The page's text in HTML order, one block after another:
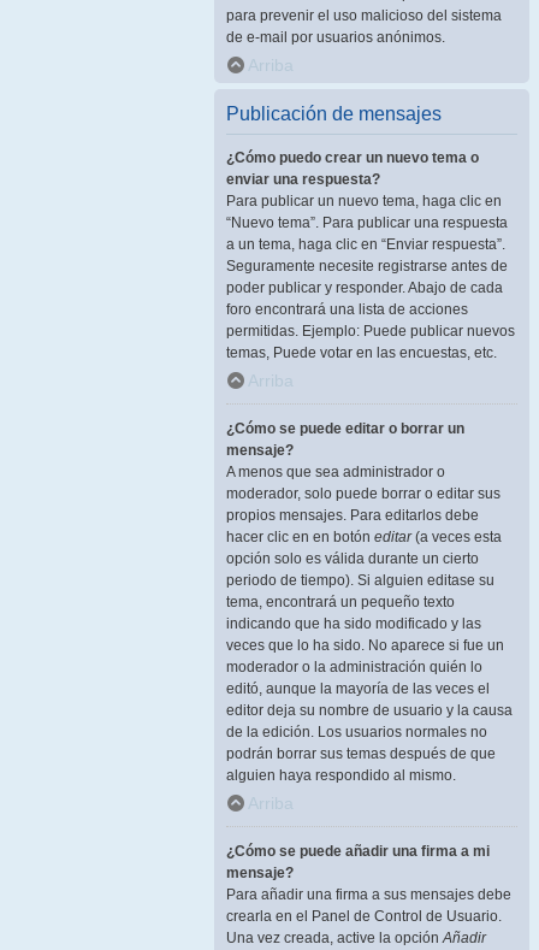
para prevenir el uso malicioso del sistema
de e-mail por usuarios anónimos.
Arriba
Publicación de mensajes
¿Cómo puedo crear un nuevo tema o
enviar una respuesta?
Para publicar un nuevo tema, haga clic en
“Nuevo tema”. Para publicar una respuesta
a un tema, haga clic en “Enviar respuesta”.
Seguramente necesite registrarse antes de
poder publicar y responder. Abajo de cada
foro encontrará una lista de acciones
permitidas. Ejemplo: Puede publicar nuevos
temas, Puede votar en las encuestas, etc.
Arriba
¿Cómo se puede editar o borrar un
mensaje?
A menos que sea administrador o
moderador, solo puede borrar o editar sus
propios mensajes. Para editarlos debe
hacer clic en en botón editar(a veces esta
opción solo es válida durante un cierto
periodo de tiempo). Si alguien editase su
tema, encontrará un pequeño texto
indicando que ha sido modificado y las
veces que lo ha sido. No aparece si fue un
moderador o la administración quién lo
editó, aunque la mayoría de las veces el
editor deja su nombre de usuario y la causa
de la edición. Los usuarios normales no
podrán borrar sus temas después de que
alguien haya respondido al mismo.
Arriba
¿Cómo se puede añadir una firma a mi
mensaje?
Para añadir una firma a sus mensajes debe
crearla en el Panel de Control de Usuario.
Una vez creada, active la opciónAñadir